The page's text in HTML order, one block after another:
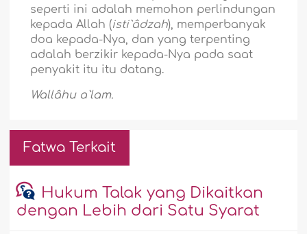
seperti ini adalah memohon perlindungan
kepada Allah (isti`âdzah), memperbanyak
doa kepada-Nya, dan yang terpenting
adalah berzikir kepada-Nya pada saat
penyakit itu itu datang.
Wallâhu a`lam.
Fatwa Terkait
Hukum Talak yang Dikaitkan
dengan Lebih dari Satu Syarat